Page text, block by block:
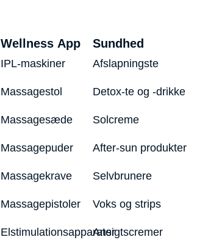
Wellness App
IPL-maskiner
Massagestol
Massagesæde
Massagepuder
Massagekrave
Massagepistoler
Elstimulationsapparater
Sundhed
Afslapningste
Detox-te og -drikke
Solcreme
After-sun produkter
Selvbrunere
Voks og strips
Ansigtscremer